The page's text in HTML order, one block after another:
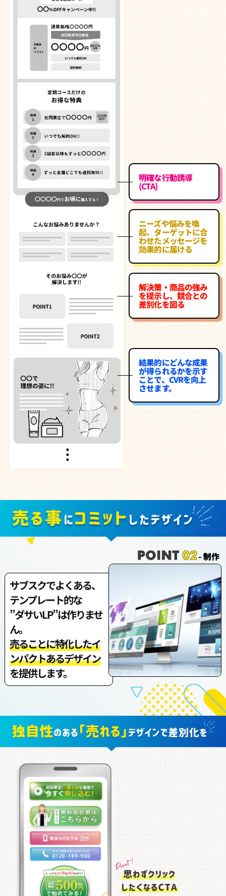
明確な行動誘導
(CTA)
ニーズや悩みを喚
起、ターゲットに合
わせたメッセージを
効果的に届ける
解決策・商品の強み
を提示し、競合との
差別化を図る
結果的にどんな成果
が得られるかを示す
ことで、CVRを向上
させます。
サブスクでよくある、
テンプレート的な
”ダサいLP”は作りませ
ん。
売ることに特化したイ
ンパクトあるデザイン
を提供します。